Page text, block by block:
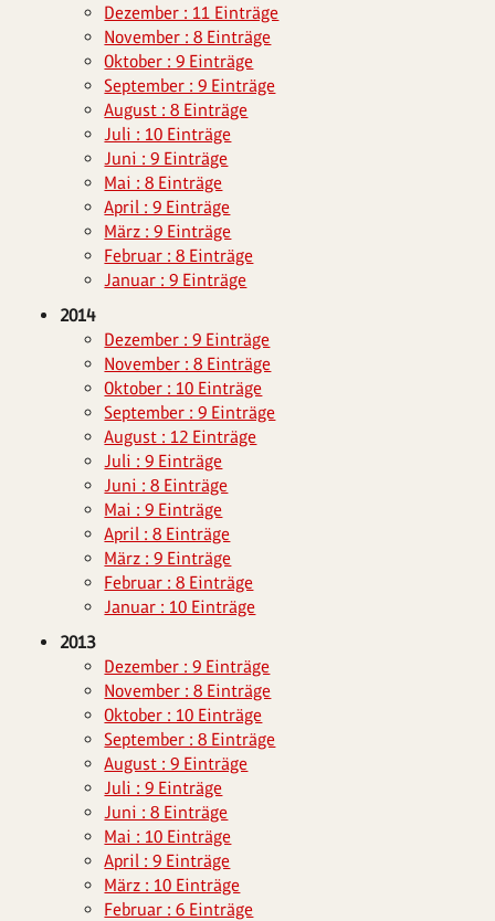
Dezember : 11 Einträge
November : 8 Einträge
Oktober : 9 Einträge
September : 9 Einträge
August : 8 Einträge
Juli : 10 Einträge
Juni : 9 Einträge
Mai : 8 Einträge
April : 9 Einträge
März : 9 Einträge
Februar : 8 Einträge
Januar : 9 Einträge
2014
Dezember : 9 Einträge
November : 8 Einträge
Oktober : 10 Einträge
September : 9 Einträge
August : 12 Einträge
Juli : 9 Einträge
Juni : 8 Einträge
Mai : 9 Einträge
April : 8 Einträge
März : 9 Einträge
Februar : 8 Einträge
Januar : 10 Einträge
2013
Dezember : 9 Einträge
November : 8 Einträge
Oktober : 10 Einträge
September : 8 Einträge
August : 9 Einträge
Juli : 9 Einträge
Juni : 8 Einträge
Mai : 10 Einträge
April : 9 Einträge
März : 10 Einträge
Februar : 6 Einträge